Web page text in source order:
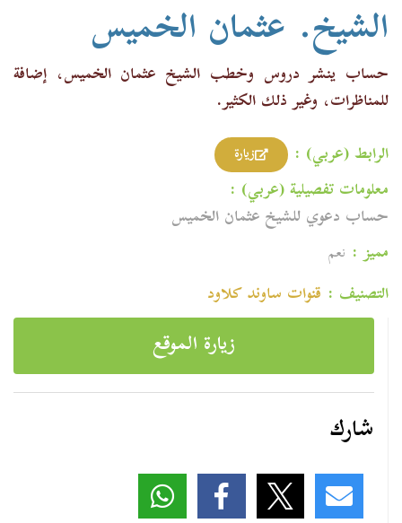
الشيخ. عثمان الخميس
حساب ينشر دروس وخطب الشيخ عثمان الخميس، إضافة
للمناظرات، وغير ذلك الكثير.
الرابط (عربي) :
زيارة
معلومات تفصيلية (عربي) :
حساب دعوي للشيخ عثمان الخميس
مميز : نعم
التصنيف : قنوات ساوند كلاود
زيارة الموقع
شارك